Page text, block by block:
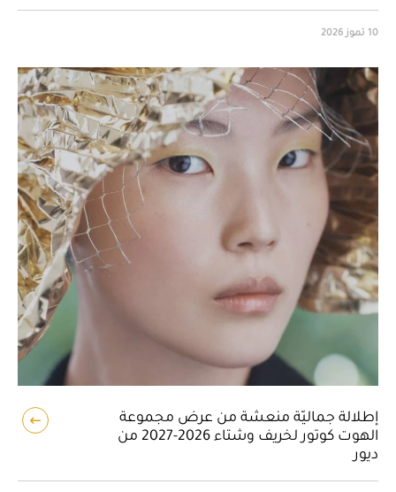
10 تموز 2026
إطلالة جماليّة منعشة من عرض مجموعة
الهوت كوتور لخريف وشتاء 2026-2027 من
ديور